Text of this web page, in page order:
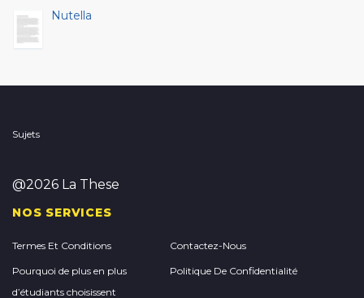
Nutella
Sujets
@2026 La These
NOS SERVICES
Termes Et Conditions Contactez-Nous
Pourquoi de plus en plus
d’étudiants choisissent
Politique De Confidentialité